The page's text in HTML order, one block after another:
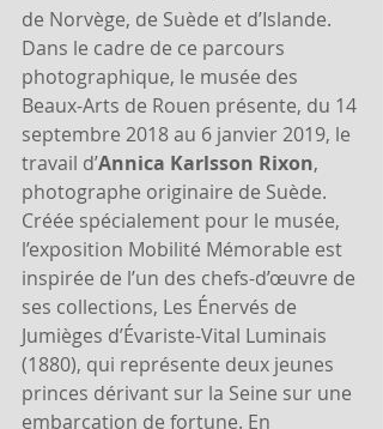
de Norvège, de Suède et d’Islande.
Dans le cadre de ce parcours
photographique, le musée des
Beaux-Arts de Rouen présente, du 14
septembre 2018 au 6 janvier 2019, le
travail d’Annica Karlsson Rixon,
photographe originaire de Suède.
Créée spécialement pour le musée,
l’exposition Mobilité Mémorable est
inspirée de l’un des chefs-d’œuvre de
ses collections, Les Énervés de
Jumièges d’Évariste-Vital Luminais
(1880), qui représente deux jeunes
princes dérivant sur la Seine sur une
embarcation de fortune. En